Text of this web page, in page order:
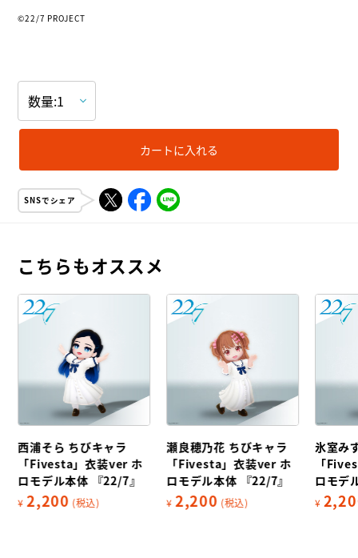
©22/7 PROJECT
カートに入れる
SNSでシェア
こちらもオススメ
西浦そら ちびキャラ
「Fivesta」衣装ver ホ
ロモデル本体 『22/7』
¥ 2,200 (税込)
瀬良穂乃花 ちびキャラ
「Fivesta」衣装ver ホ
ロモデル本体 『22/7』
¥ 2,200 (税込)
氷室み
「
ロモデ
¥